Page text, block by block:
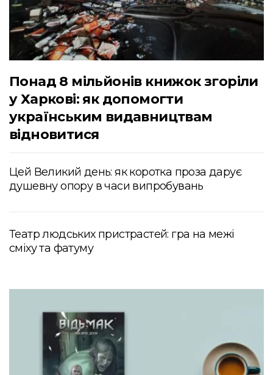
Понад 8 мільйонів книжок згоріли
у Харкові: як допомогти
українським видавництвам
відновитися
Цей Великий день: як коротка проза дарує
душевну опору в часи випробувань
Театр людських пристрастей: гра на межі
сміху та фатуму